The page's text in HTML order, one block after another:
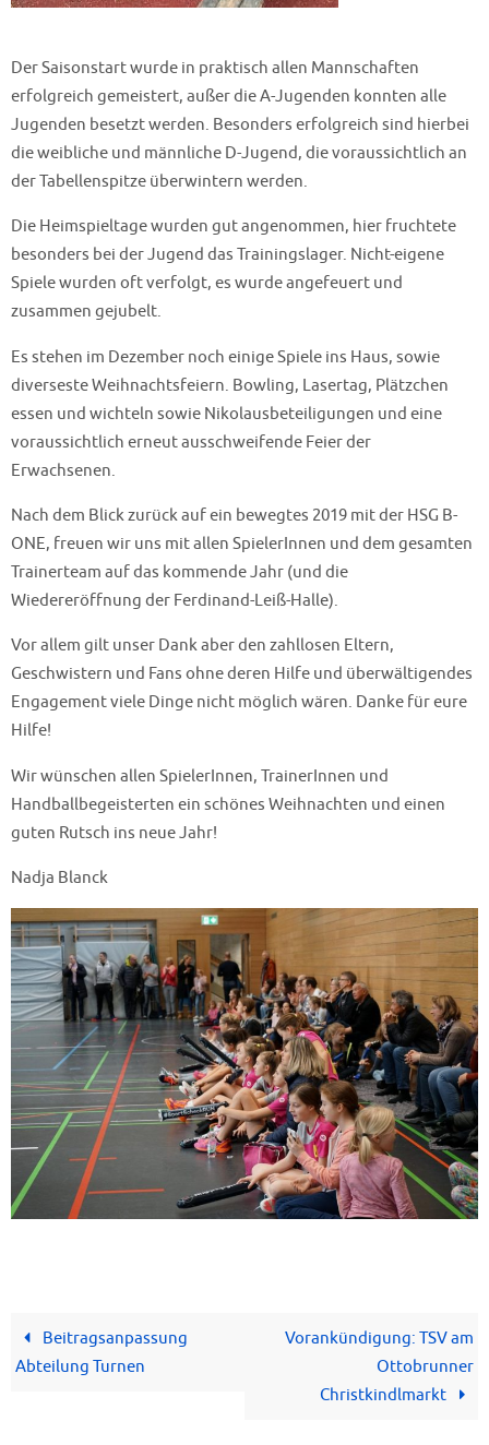
Der Saisonstart wurde in praktisch allen Mannschaften
erfolgreich gemeistert, außer die A-Jugenden konnten alle
Jugenden besetzt werden. Besonders erfolgreich sind hierbei
die weibliche und männliche D-Jugend, die voraussichtlich an
der Tabellenspitze überwintern werden.
Die Heimspieltage wurden gut angenommen, hier fruchtete
besonders bei der Jugend das Trainingslager. Nicht-eigene
Spiele wurden oft verfolgt, es wurde angefeuert und
zusammen gejubelt.
Es stehen im Dezember noch einige Spiele ins Haus, sowie
diverseste Weihnachtsfeiern. Bowling, Lasertag, Plätzchen
essen und wichteln sowie Nikolausbeteiligungen und eine
voraussichtlich erneut ausschweifende Feier der
Erwachsenen.
Nach dem Blick zurück auf ein bewegtes 2019 mit der HSG B-
ONE, freuen wir uns mit allen SpielerInnen und dem gesamten
Trainerteam auf das kommende Jahr (und die
Wiedereröffnung der Ferdinand-Leiß-Halle).
Vor allem gilt unser Dank aber den zahllosen Eltern,
Geschwistern und Fans ohne deren Hilfe und überwältigendes
Engagement viele Dinge nicht möglich wären. Danke für eure
Hilfe!
Wir wünschen allen SpielerInnen, TrainerInnen und
Handballbegeisterten ein schönes Weihnachten und einen
guten Rutsch ins neue Jahr!
Nadja Blanck
Beitragsanpassung
Abteilung Turnen
Vorankündigung: TSV am
Ottobrunner
Christkindlmarkt